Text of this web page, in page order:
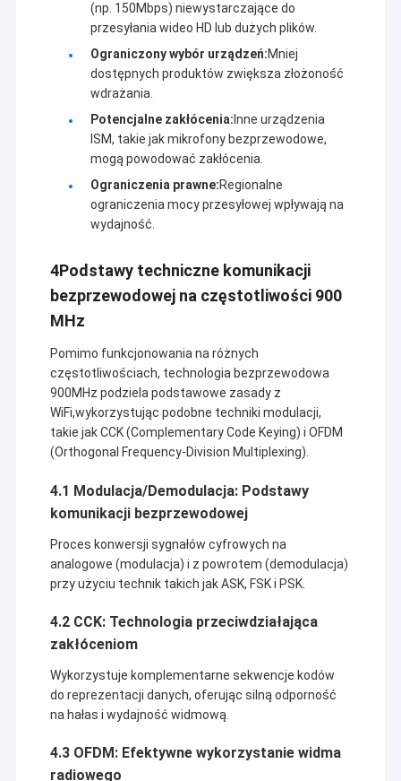
(np. 150Mbps) niewystarczające do
przesyłania wideo HD lub dużych plików.
Ograniczony wybór urządzeń:Mniej
dostępnych produktów zwiększa złożoność
wdrażania.
Potencjalne zakłócenia: Inne urządzenia
ISM, takie jak mikrofony bezprzewodowe,
mogą powodować zakłócenia.
Ograniczenia prawne:Regionalne
ograniczenia mocy przesyłowej wpływają na
wydajność.
4Podstawy techniczne komunikacji
bezprzewodowej na częstotliwości 900
MHz
Pomimo funkcjonowania na różnych
częstotliwościach, technologia bezprzewodowa
900MHz podziela podstawowe zasady z
WiFi,wykorzystując podobne techniki modulacji,
takie jak CCK (Complementary Code Keying) i OFDM
(Orthogonal Frequency-Division Multiplexing).
4.1 Modulacja/Demodulacja: Podstawy
komunikacji bezprzewodowej
Proces konwersji sygnałów cyfrowych na
analogowe (modulacja) i z powrotem (demodulacja)
przy użyciu technik takich jak ASK, FSK i PSK.
4.2 CCK: Technologia przeciwdziałająca
zakłóceniom
Wykorzystuje komplementarne sekwencje kodów
do reprezentacji danych, oferując silną odporność
na hałas i wydajność widmową.
4.3 OFDM: Efektywne wykorzystanie widma
radiowego